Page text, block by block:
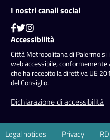
I nostri canali social
Accessibilità
Città Metropolitana di Palermo si
web accessibile,
che ha recepito la direttiva UE
del Consiglio.
Dichiarazione di accessibilità
Legal notices Privacy